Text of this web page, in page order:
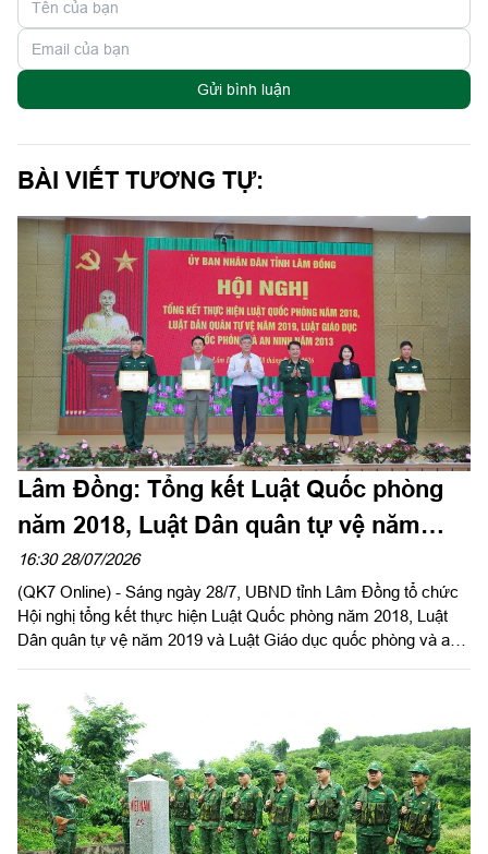
Gửi bình luận
BÀI VIẾT TƯƠNG TỰ:
Lâm Đồng: Tổng kết Luật Quốc phòng
năm 2018, Luật Dân quân tự vệ năm
2019 và Luật Giáo dục quốc phòng và an
ninh năm 2013.
16:30 28/07/2026
(QK7 Online) - Sáng ngày 28/7, UBND tỉnh Lâm Đồng tổ chức
Hội nghị tổng kết thực hiện Luật Quốc phòng năm 2018, Luật
Dân quân tự vệ năm 2019 và Luật Giáo dục quốc phòng và an
viên Thường vụ Tỉnh ủy, Chỉ huy trưởng Bộ CHQS tỉnh Lâm
Đồng đồng chủ trì hội nghị.